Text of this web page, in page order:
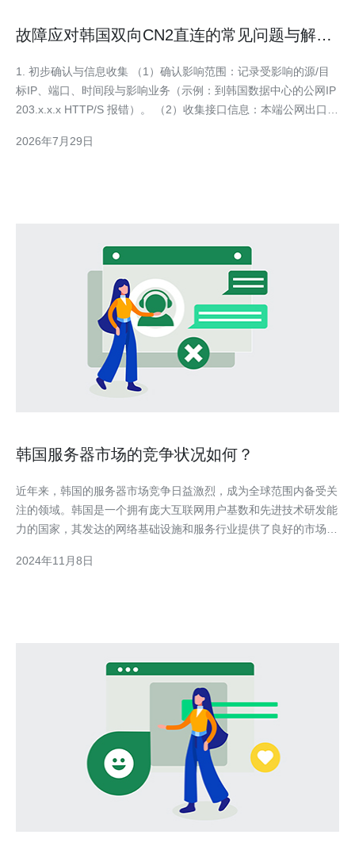
故障应对韩国双向CN2直连的常见问题与解决
1. 初步确认与信息收集 （1）确认影响范围：记录受影响的源/目
标IP、端口、时间段与影响业务（示例：到韩国数据中心的公网IP
203.x.x.x HTTP/S 报错）。 （2）收集接口信息：本端公网出口
准备工具：mtr/traceroute/ping/iperf3/tcpd
2026年7月29日
韩国服务器市场的竞争状况如何？
近年来，韩国的服务器市场竞争日益激烈，成为全球范围内备受关
注的领域。韩国是一个拥有庞大互联网用户基数和先进技术研发能
力的国家，其发达的网络基础设施和服务行业提供了良好的市场环
如云服务器、虚拟服务器、独立服务器等。据统计，韩国服务器市
2024年11月8日